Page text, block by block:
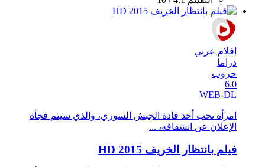
افلام عربي
دراما
حروب
6.0
WEB-DL
امرأة تحب أحد قادة الجبش السوري، والذي سيتم فجأة
الإعلان عن انشقاقه، ...
فيلم بانتظار الخريف 2015 HD